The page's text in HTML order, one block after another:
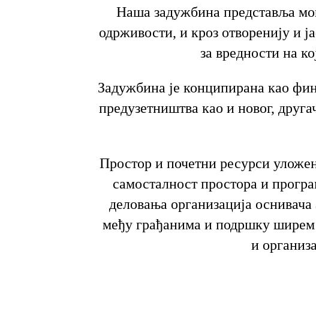
Наша задужбина представља
одрживости, и кроз отворенију и
за вредности на
Задужбина је конципирана као
предузетништва као и новог,
Простор и почетни ресурси
самосталност простора и
деловања организација
међу грађанима и подршку
и